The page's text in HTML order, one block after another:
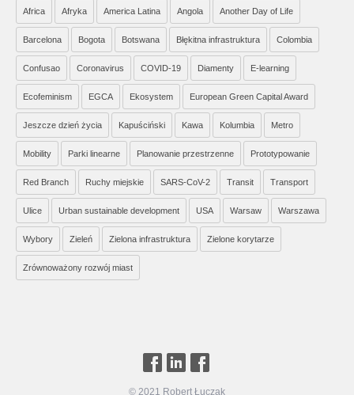
Africa Afryka America Latina Angola Another Day of Life
Barcelona Bogota Botswana Błękitna infrastruktura Colombia
Confusao Coronavirus COVID-19 Diamenty E-learning
Ecofeminism EGCA Ekosystem European Green Capital Award
Jeszcze dzień życia Kapuściński Kawa Kolumbia Metro
Mobility Parki linearne Planowanie przestrzenne Prototypowanie
Red Branch Ruchy miejskie SARS-CoV-2 Transit Transport
Ulice Urban sustainable development USA Warsaw Warszawa
Wybory Zieleń Zielona infrastruktura Zielone korytarze
Zrównoważony rozwój miast
© 2021 Robert Łuczak